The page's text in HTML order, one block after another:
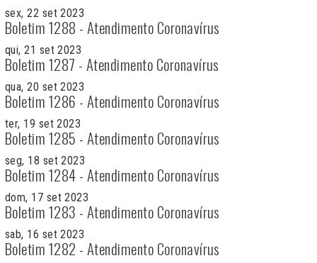
sex, 22 set 2023
Boletim 1288 - Atendimento Coronavírus
qui, 21 set 2023
Boletim 1287 - Atendimento Coronavírus
qua, 20 set 2023
Boletim 1286 - Atendimento Coronavírus
ter, 19 set 2023
Boletim 1285 - Atendimento Coronavírus
seg, 18 set 2023
Boletim 1284 - Atendimento Coronavírus
dom, 17 set 2023
Boletim 1283 - Atendimento Coronavírus
sab, 16 set 2023
Boletim 1282 - Atendimento Coronavírus